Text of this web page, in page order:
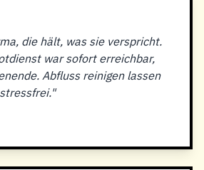
die hält, was sie verspricht.
war sofort erreichbar,
Abfluss reinigen lassen